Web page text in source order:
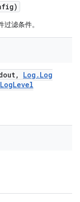
过滤条件。
, Log . Log
LogLevel